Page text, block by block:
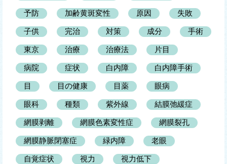
予防 加齢黄斑変性 原因 失敗
子供 完治 対策 成分 手術
東京 治療 治療法 片目
病院 症状 白内障 白内障手術
目 目の健康 目薬 眼病
眼科 種類 紫外線 結膜弛緩症
網膜剥離 網膜色素変性症 網膜裂孔
網膜静脈閉塞症 緑内障 老眼
自覚症状 視力 視力低下